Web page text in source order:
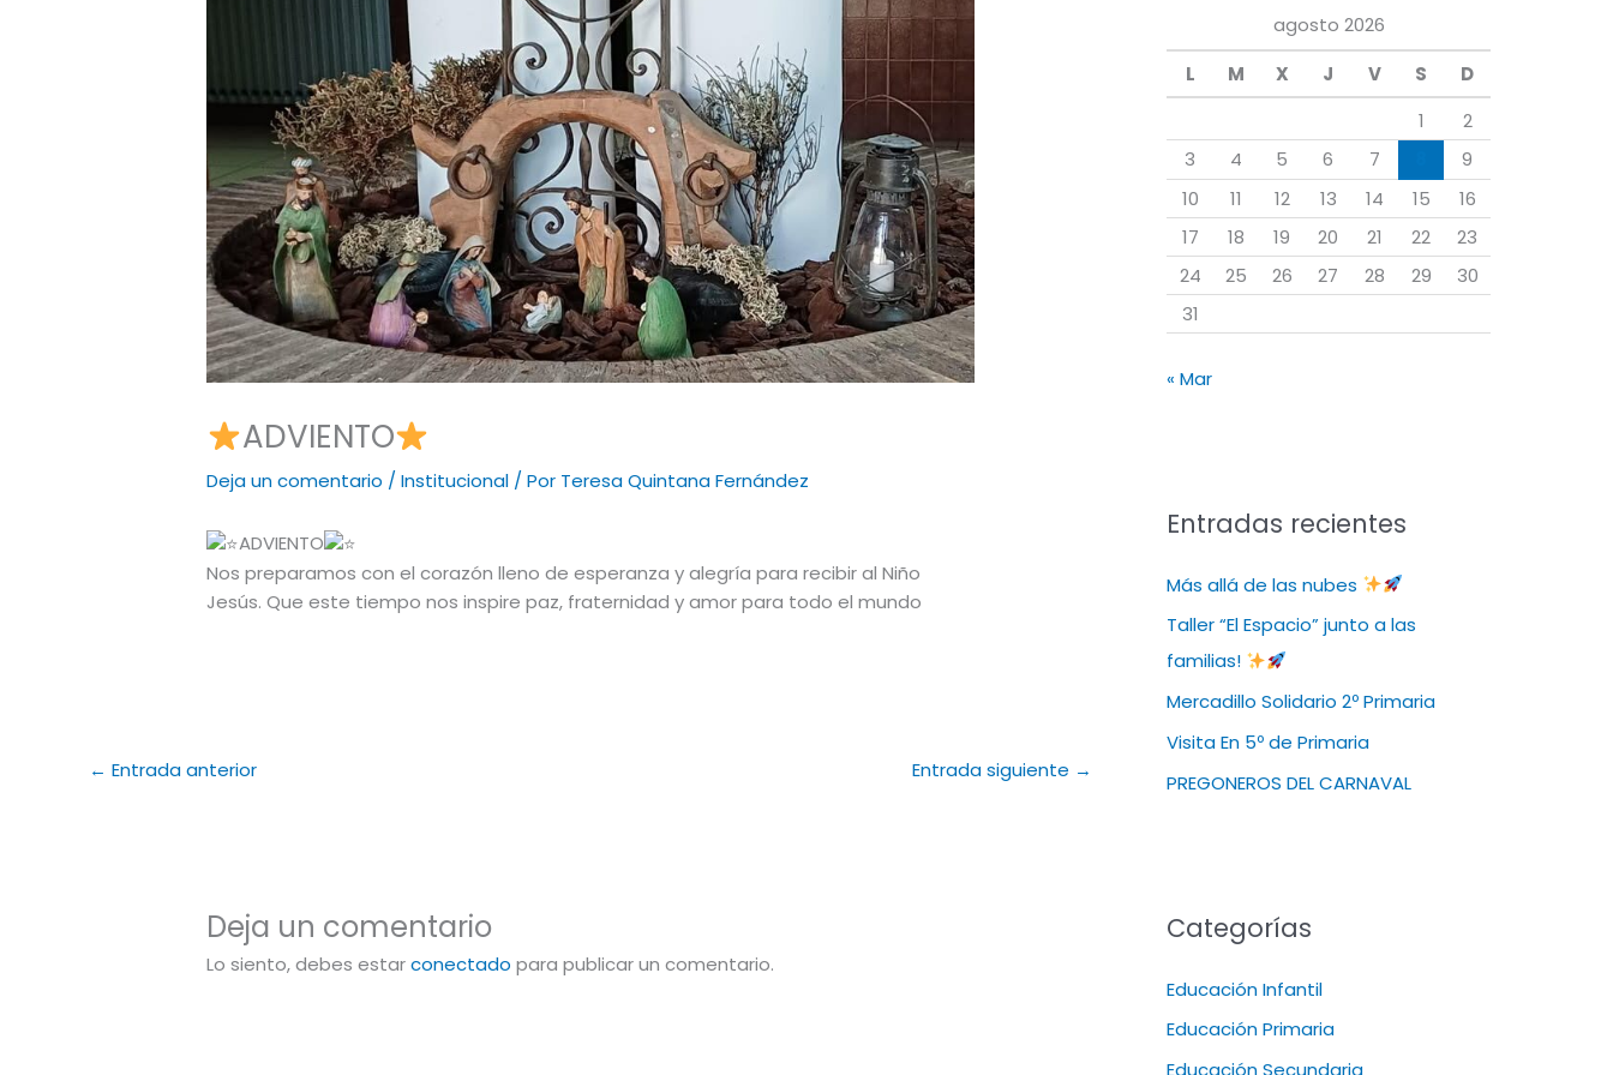
ADVIENTO
Deja un comentario /Institucional / Por Teresa Quintana Fernández
ADVIENTO
Nos preparamos con el corazón lleno de esperanza y alegría para recibir al Niño
Jesús. Que este tiempo nos inspire paz, fraternidad y amor para todo el mundo
← Entrada anterior Entrada siguiente →
Deja un comentario
Lo siento, debes estarconectado para publicar un comentario.
r
agosto 2026
L
M X J V S
D
1
2
3
4 5 6 7
9
10
11 12 13 14 15
16
17
18 19 20 21 22
23
24
25 26 27 28 29
30
31
« Mar
Entradas recientes
Más allá de las nubes
Taller “El Espacio” junto a las
familias!
Mercadillo Solidario 2º Primaria
Visita En 5º de Primaria
PREGONEROS DEL CARNAVAL
Categorías
Educación Infantil
Educación Primaria
Educación Secundaria